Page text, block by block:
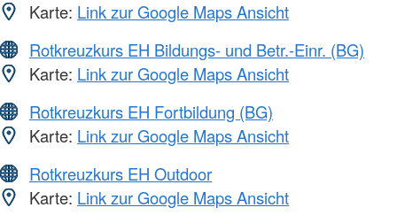
Karte: Link zur Google Maps Ansicht
Rotkreuzkurs EH Bildungs- und Betr.-Einr. (BG)
Karte: Link zur Google Maps Ansicht
Rotkreuzkurs EH Fortbildung (BG)
Karte: Link zur Google Maps Ansicht
Rotkreuzkurs EH Outdoor
Karte: Link zur Google Maps Ansicht